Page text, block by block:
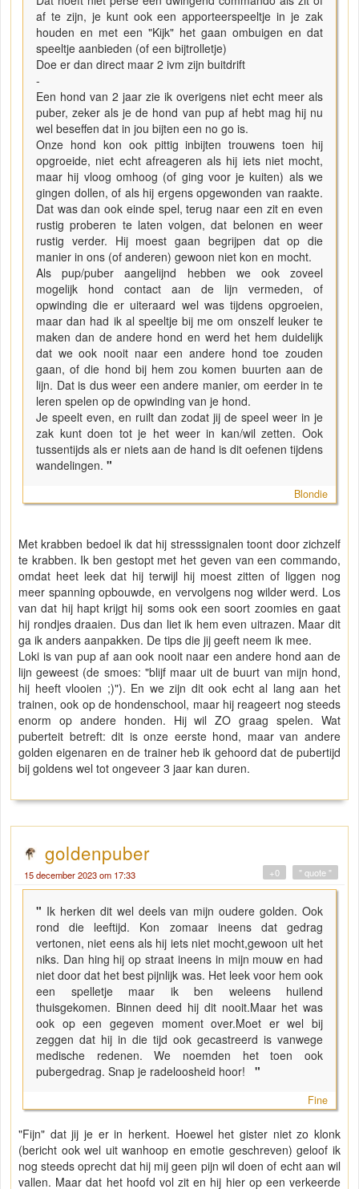
af te zijn, je kunt ook een apporteerspeeltje in je zak
houden en met een "Kijk" het gaan ombuigen en dat
speeltje aanbieden (of een bijtrolletje)
Doe er dan direct maar 2 ivm zijn buitdrift
-
Een hond van 2 jaar zie ik overigens niet echt meer als
puber, zeker als je de hond van pup af hebt mag hij nu
wel beseffen dat in jou bijten een no go is.
Onze hond kon ook pittig inbijten trouwens toen hij
opgroeide, niet echt afreageren als hij iets niet mocht,
maar hij vloog omhoog (of ging voor je kuiten) als we
gingen dollen, of als hij ergens opgewonden van raakte.
Dat was dan ook einde spel, terug naar een zit en even
rustig proberen te laten volgen, dat belonen en weer
rustig verder. Hij moest gaan begrijpen dat op die
manier in ons (of anderen) gewoon niet kon en mocht.
Als pup/puber aangelijnd hebben we ook zoveel
mogelijk hond contact aan de lijn vermeden, of
opwinding die er uiteraard wel was tijdens opgroeien,
maar dan had ik al speeltje bij me om onszelf leuker te
maken dan de andere hond en werd het hem duidelijk
dat we ook nooit naar een andere hond toe zouden
gaan, of die hond bij hem zou komen buurten aan de
lijn. Dat is dus weer een andere manier, om eerder in te
leren spelen op de opwinding van je hond.
Je speelt even, en ruilt dan zodat jij de speel weer in je
zak kunt doen tot je het weer in kan/wil zetten. Ook
tussentijds als er niets aan de hand is dit oefenen tijdens
wandelingen. "
Blondie
Met krabben bedoel ik dat hij stresssignalen toont door zichzelf
te krabben. Ik ben gestopt met het geven van een commando,
omdat heet leek dat hij terwijl hij moest zitten of liggen nog
meer spanning opbouwde, en vervolgens nog wilder werd. Los
van dat hij hapt krijgt hij soms ook een soort zoomies en gaat
hij rondjes draaien. Dus dan liet ik hem even uitrazen. Maar dit
ga ik anders aanpakken. De tips die jij geeft neem ik mee.
Loki is van pup af aan ook nooit naar een andere hond aan de
lijn geweest (de smoes: "blijf maar uit de buurt van mijn hond,
hij heeft vlooien ;)"). En we zijn dit ook echt al lang aan het
trainen, ook op de hondenschool, maar hij reageert nog steeds
enorm op andere honden. Hij wil ZO graag spelen. Wat
puberteit betreft: dit is onze eerste hond, maar van andere
golden eigenaren en de trainer heb ik gehoord dat de pubertijd
bij goldens wel tot ongeveer 3 jaar kan duren.
goldenpuber
15 december 2023 om 17:33 " quote "
+0
" Ik herken dit wel deels van mijn oudere golden. Ook
rond die leeftijd. Kon zomaar ineens dat gedrag
vertonen, niet eens als hij iets niet mocht,gewoon uit het
niks. Dan hing hij op straat ineens in mijn mouw en had
niet door dat het best pijnlijk was. Het leek voor hem ook
een spelletje maar ik ben weleens huilend
thuisgekomen. Binnen deed hij dit nooit.Maar het was
ook op een gegeven moment over.Moet er wel bij
zeggen dat hij in die tijd ook gecastreerd is vanwege
medische redenen. We noemden het toen ook
pubergedrag. Snap je radeloosheid hoor!
"
Fine
"Fijn" dat jij je er in herkent. Hoewel het gister niet zo klonk
(bericht ook wel uit wanhoop en emotie geschreven) geloof ik
nog steeds oprecht dat hij mij geen pijn wil doen of echt aan wil
vallen. Maar dat het hoofd vol zit en hij hier op een verkeerde